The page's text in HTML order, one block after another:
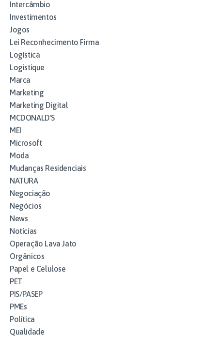
Intercâmbio
Investimentos
Jogos
Lei Reconhecimento Firma
Logística
Logistique
Marca
Marketing
Marketing Digital
MCDONALD'S
MEI
Microsoft
Moda
Mudanças Residenciais
NATURA
Negociação
Negócios
News
Notícias
Operação Lava Jato
Orgânicos
Papel e Celulose
PET
PIS/PASEP
PMEs
Política
Qualidade